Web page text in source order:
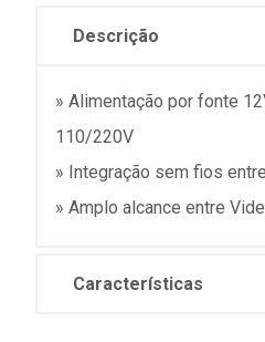
Descrição
» Alimentação por fonte
110/220V
» Integração sem fios
» Amplo alcance entre
Características